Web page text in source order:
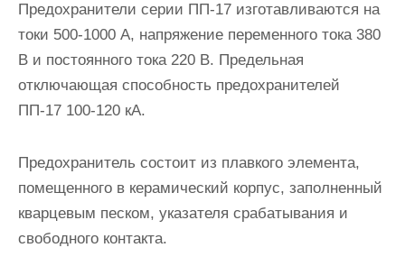
Предохранители серии ПП-17 изготавливаются на
токи 500-1000 А, напряжение переменного тока 380
В и постоянного тока 220 В. Предель­ная
отключающая способность предохранителей
ПП-17 100-120 кА.
Предохранитель состоит из плавкого элемента,
помещенного в кера­мический корпус, заполненный
кварцевым песком, указателя сраба­тывания и
свободного контакта.